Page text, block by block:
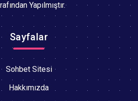
Yapılmıştır.
Sayfalar
Sohbet Sitesi
Hakkımızda